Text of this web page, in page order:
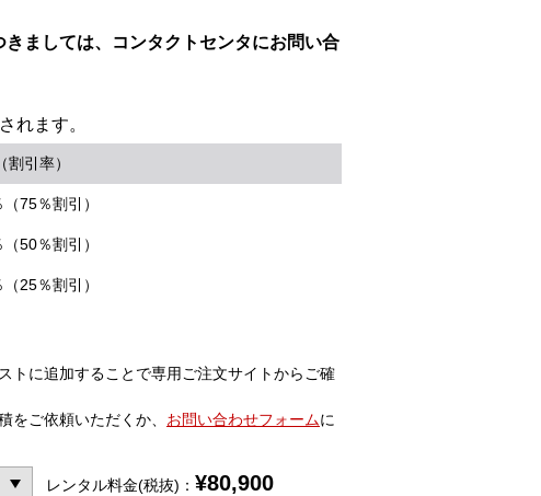
ましては、コンタクトセンタにお問い合
れます。
割引率）
75％割引）
50％割引）
25％割引）
トに追加することで専用ご注文サイトからご確
をご依頼いただくか、 お問い合わせフォームに
レンタル料金(税抜)： ¥80,900